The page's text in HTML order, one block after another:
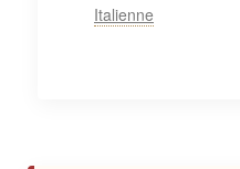
Italienne